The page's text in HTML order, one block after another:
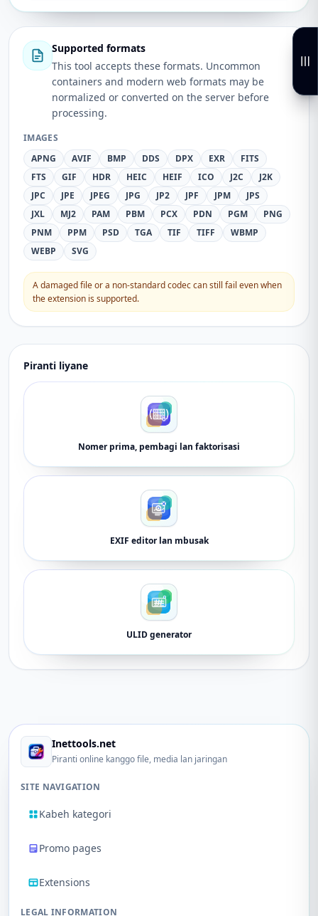
Supported formats
This tool accepts these formats. Uncommon
containers and modern web formats may be
normalized or converted on the server before
processing.
IMAGES
APNG
AVIF BMP DDS DPX EXR
FITS
FTS
GIF HDR HEIC HEIF ICO J2C
J2K
JPC
JPE JPEG JPG JP2 JPF JPM
JPS
JXL
MJ2 PAM PBM PCX PDN PGM
PNG
PNM
PPM PSD TGA TIF TIFF
WBMP
WEBP
SVG
A damaged file or a non-standard codec can still fail even when
the extension is supported.
Piranti liyane
Nomer prima, pembagi lan faktorisasi
EXIF ​​editor lan mbusak
ULID generator
Inettools.net
Piranti online kanggo file, media lan jaringan
SITE NAVIGATION
Kabeh kategori
Promo pages
Extensions
LEGAL INFORMATION